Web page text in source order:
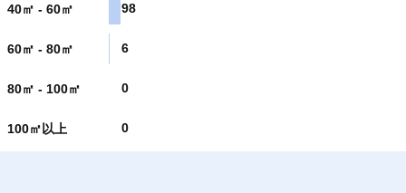
40㎡ - 60㎡ 98
60㎡ - 80㎡ 6
80㎡ - 100㎡ 0
100㎡以上 0